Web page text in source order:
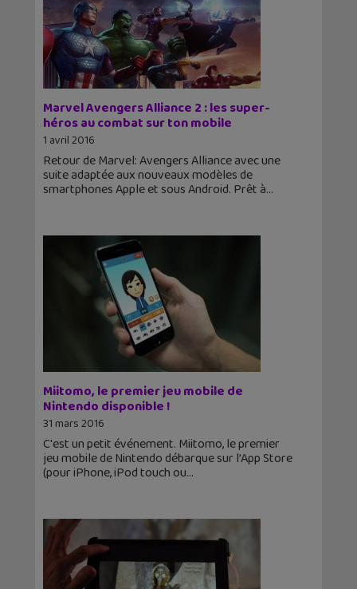
Marvel Avengers Alliance 2 : les super-
héros au combat sur ton mobile
1 avril 2016
Retour de Marvel: Avengers Alliance avec une
suite adaptée aux nouveaux modèles de
smartphones Apple et sous Android. Prêt à
Miitomo, le premier jeu mobile de
Nintendo disponible !
31 mars 2016
C'est un petit événement. Miitomo, le premier
jeu mobile de Nintendo débarque sur l’App Store
(pour iPhone, iPod touch ou